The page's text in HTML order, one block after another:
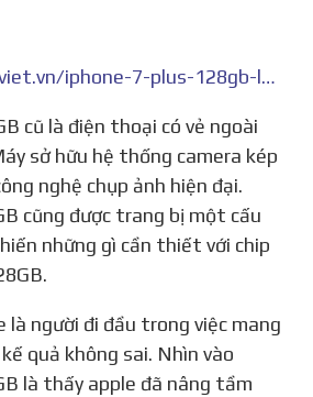
https://didongviet.vn/iphone-7-plus-128gb-ll-a-quoc-te.html
sở hữu hệ thống camera kép
nghệ chụp ảnh hiện đại.
cũng được trang bị một cấu
những gì cần thiết với chip
quả không sai. Nhìn vào
là thấy apple đã nâng tầm